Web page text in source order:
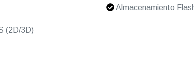
Almacenamiento
(2D/3D)